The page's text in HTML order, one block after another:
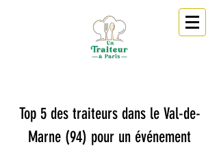
Top 5 des traiteurs dans le Val-de-
Marne (94) pour un événement